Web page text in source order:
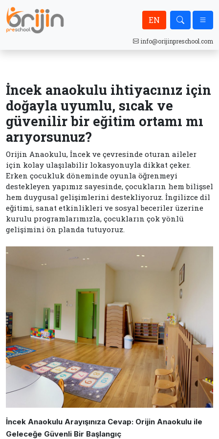
EN
info@orijinpreschool.com
İncek anaokulu ihtiyacınız için
doğayla uyumlu, sıcak ve
güvenilir bir eğitim ortamı mı
arıyorsunuz?
Orijin Anaokulu, İncek ve çevresinde oturan aileler
için kolay ulaşılabilir lokasyonuyla dikkat çeker.
Erken çocukluk döneminde oyunla öğrenmeyi
destekleyen yapımız sayesinde, çocukların hem bilişsel
hem duygusal gelişimlerini destekliyoruz. İngilizce dil
eğitimi, sanat etkinlikleri ve sosyal beceriler üzerine
kurulu programlarımızla, çocukların çok yönlü
gelişimini ön planda tutuyoruz.
İncek Anaokulu Arayışınıza Cevap: Orijin Anaokulu ile
Geleceğe Güvenli Bir Başlangıç